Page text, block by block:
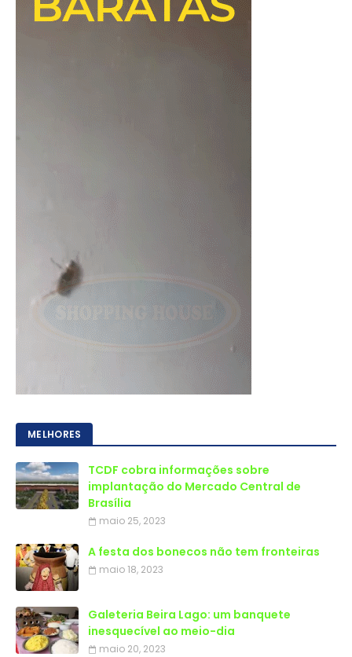
MELHORES
TCDF cobra informações sobre
implantação do Mercado Central de
Brasília
maio 25, 2023
A festa dos bonecos não tem fronteiras
maio 18, 2023
Galeteria Beira Lago: um banquete
inesquecível ao meio-dia
maio 20, 2023